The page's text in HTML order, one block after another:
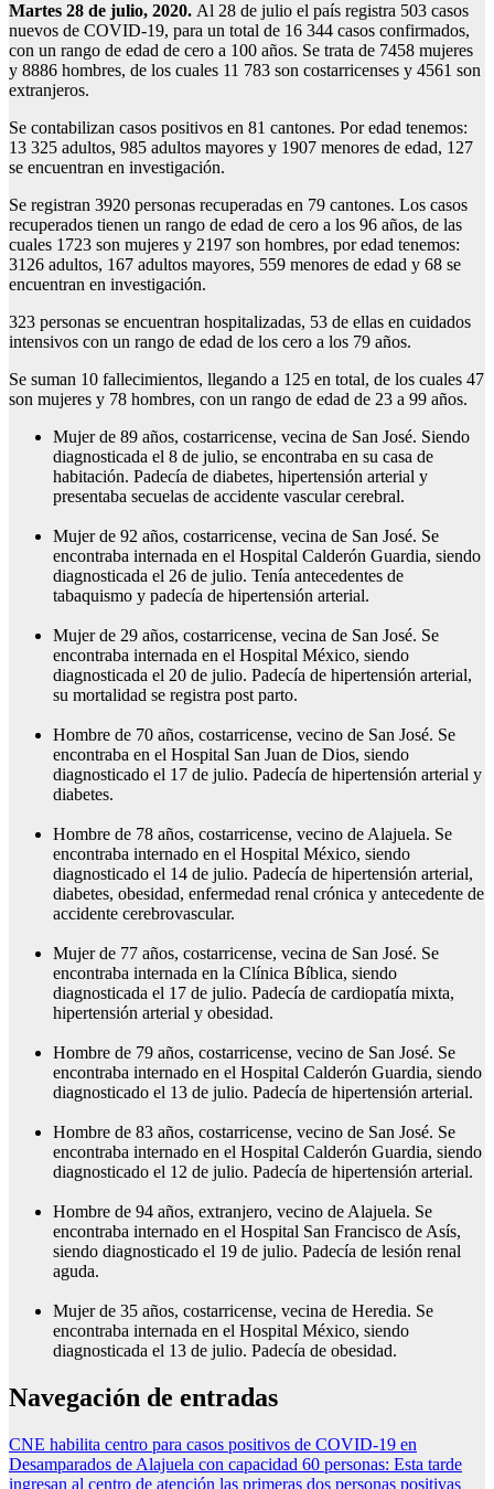
Martes 28 de julio, 2020. Al 28 de julio el país registra 503 casos
nuevos de COVID-19, para un total de 16 344 casos confirmados,
con un rango de edad de cero a 100 años. Se trata de 7458 mujeres
y 8886 hombres, de los cuales 11 783 son costarricenses y 4561 son
extranjeros.
Se contabilizan casos positivos en 81 cantones. Por edad tenemos:
13 325 adultos, 985 adultos mayores y 1907 menores de edad, 127
se encuentran en investigación.
Se registran 3920 personas recuperadas en 79 cantones. Los casos
recuperados tienen un rango de edad de cero a los 96 años, de las
cuales 1723 son mujeres y 2197 son hombres, por edad tenemos:
3126 adultos, 167 adultos mayores, 559 menores de edad y 68 se
encuentran en investigación.
323 personas se encuentran hospitalizadas, 53 de ellas en cuidados
intensivos con un rango de edad de los cero a los 79 años.
Se suman 10 fallecimientos, llegando a 125 en total, de los cuales 47
son mujeres y 78 hombres, con un rango de edad de 23 a 99 años.
Mujer de 89 años, costarricense, vecina de San José. Siendo
diagnosticada el 8 de julio, se encontraba en su casa de
habitación. Padecía de diabetes, hipertensión arterial y
presentaba secuelas de accidente vascular cerebral.
Mujer de 92 años, costarricense, vecina de San José. Se
encontraba internada en el Hospital Calderón Guardia, siendo
diagnosticada el 26 de julio. Tenía antecedentes de
tabaquismo y padecía de hipertensión arterial.
Mujer de 29 años, costarricense, vecina de San José. Se
encontraba internada en el Hospital México, siendo
diagnosticada el 20 de julio. Padecía de hipertensión arterial,
su mortalidad se registra post parto.
Hombre de 70 años, costarricense, vecino de San José. Se
encontraba en el Hospital San Juan de Dios, siendo
diagnosticado el 17 de julio. Padecía de hipertensión arterial y
diabetes.
Hombre de 78 años, costarricense, vecino de Alajuela. Se
encontraba internado en el Hospital México, siendo
diagnosticado el 14 de julio. Padecía de hipertensión arterial,
diabetes, obesidad, enfermedad renal crónica y antecedente de
accidente cerebrovascular.
Mujer de 77 años, costarricense, vecina de San José. Se
encontraba internada en la Clínica Bíblica, siendo
diagnosticada el 17 de julio. Padecía de cardiopatía mixta,
hipertensión arterial y obesidad.
Hombre de 79 años, costarricense, vecino de San José. Se
encontraba internado en el Hospital Calderón Guardia, siendo
diagnosticado el 13 de julio. Padecía de hipertensión arterial.
Hombre de 83 años, costarricense, vecino de San José. Se
encontraba internado en el Hospital Calderón Guardia, siendo
diagnosticado el 12 de julio. Padecía de hipertensión arterial.
Hombre de 94 años, extranjero, vecino de Alajuela. Se
encontraba internado en el Hospital San Francisco de Asís,
siendo diagnosticado el 19 de julio. Padecía de lesión renal
aguda.
Mujer de 35 años, costarricense, vecina de Heredia. Se
encontraba internada en el Hospital México, siendo
diagnosticada el 13 de julio. Padecía de obesidad.
Navegación de entradas
CNE habilita centro para casos positivos de COVID-19 en
Desamparados de Alajuela con capacidad 60 personas: Esta tarde
ingresan al centro de atención las primeras dos personas positivas